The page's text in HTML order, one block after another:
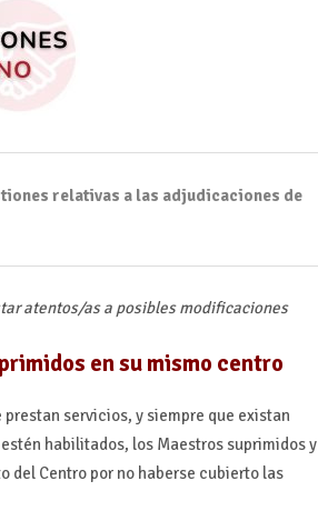
relativas a las adjudicaciones de
atentos/as a posibles modificaciones
en su mismo centro
servicios, y siempre que existan
habilitados, los Maestros suprimidos y
del Centro por no haberse cubierto las